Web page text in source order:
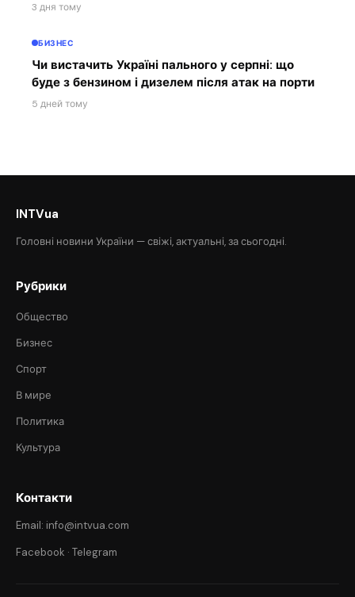
3 дня тому
БИЗНЕС
Чи вистачить Україні пального у серпні: що
буде з бензином і дизелем після атак на порти
5 дней тому
INTVua
Головні новини України — свіжі, актуальні, за сьогодні.
Рубрики
Общество
Бизнес
Спорт
В мире
Политика
Культура
Контакти
Email: info@intvua.com
Facebook · Telegram